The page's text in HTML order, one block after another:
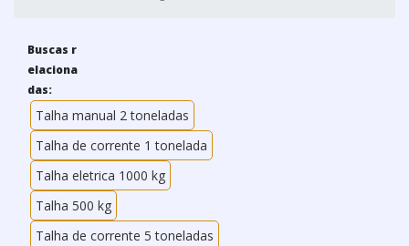
Buscas r
elaciona
das:
Talha manual 2 toneladas
Talha de corrente 1 tonelada
Talha eletrica 1000 kg
Talha 500 kg
Talha de corrente 5 toneladas